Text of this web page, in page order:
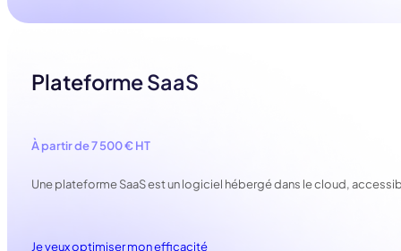
Plateforme SaaS
À partir de 7 500 € HT
Une plateforme SaaS est un logiciel hébergé dans le cloud,
Je veux optimiser mon efficacité